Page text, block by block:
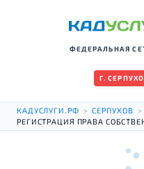
ФЕДЕРАЛЬНАЯ
Г.
КАДУСЛУГИ.РФ > СЕРПУХОВ
>
РЕГИСТРАЦИЯ ПРАВА